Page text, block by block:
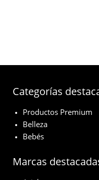
Categorías
Productos Premium
Belleza
Bebés
Marcas